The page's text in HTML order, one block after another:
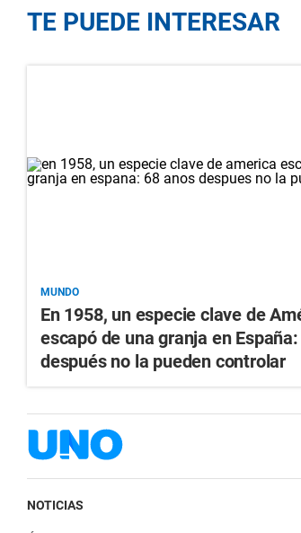
TE PUEDE INTERESAR
MUNDO
En 1958, un especie clave de
escapó de una granja en
después no la pueden controlar
NOTICIAS